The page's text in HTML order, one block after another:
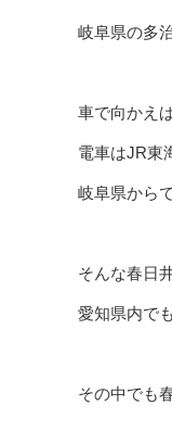
岐阜県の多
車で向かえ
電車はJR東
岐阜県から
そんな春日
愛知県内で
その中でも